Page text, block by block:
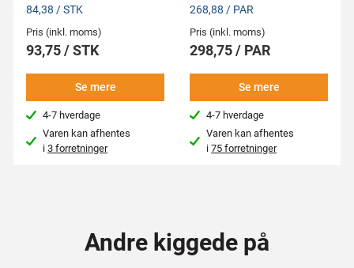
84,38 / STK
Pris (inkl. moms)
93,75 / STK
Se mere
4-7 hverdage
Varen kan afhentes
i3 forretninger
268,88 / PAR
Pris (inkl. moms)
298,75 / PAR
Se mere
4-7 hverdage
Varen kan afhentes
i75 forretninger
Andre kiggede på